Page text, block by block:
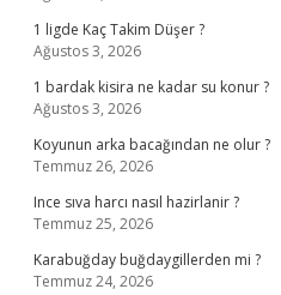
1 ligde Kaç Takim Düşer ?
Ağustos 3, 2026
1 bardak kisira ne kadar su konur ?
Ağustos 3, 2026
Koyunun arka bacağından ne olur ?
Temmuz 26, 2026
Ince sıva harcı nasıl hazirlanir ?
Temmuz 25, 2026
Karabuğday buğdaygillerden mi ?
Temmuz 24, 2026